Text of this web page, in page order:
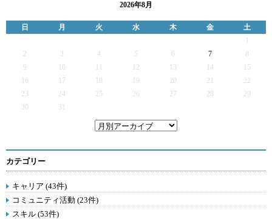
2026年8月
日 月 火 水 木 金
土
2
3 4 5 6 7
9
12 13 14
15
16
17 19 20 21
22
23
24 25 26 27 28
29
30
31
カテゴリー
キャリア (43件)
コミュニティ活動 (23件)
スキル (53件)